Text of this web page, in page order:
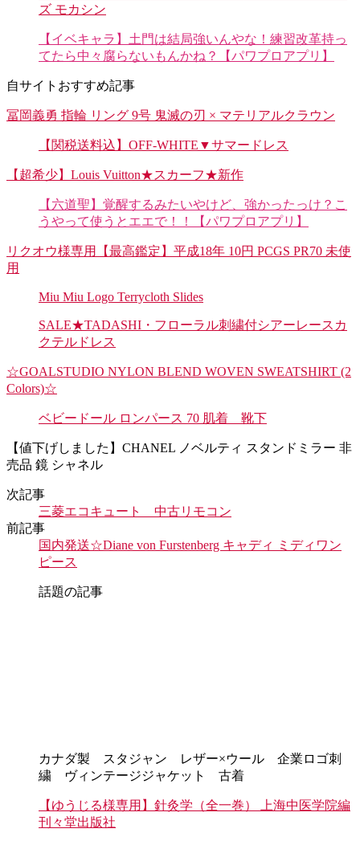
ズ モカシン
【イベキャラ】土門は結局強いんやな！練習改革持っ
てたら中々腐らないもんかね？【パワプロアプリ】
自サイトおすすめ記事
冨岡義勇 指輪 リング 9号 鬼滅の刃 × マテリアルクラウン
【関税送料込】OFF-WHITE▼サマードレス
【超希少】Louis Vuitton★スカーフ★新作
【六道聖】覚醒するみたいやけど、強かったっけ？こ
うやって使うとエエで！！【パワプロアプリ】
リクオウ様専用【最高鑑定】平成18年 10円 PCGS PR70 未使
用
Miu Miu Logo Terrycloth Slides
SALE★TADASHI・フローラル刺繍付シアーレースカ
クテルドレス
☆GOALSTUDIO NYLON BLEND WOVEN SWEATSHIRT (2
Colors)☆
ベビードール ロンパース 70 肌着 靴下
【値下げしました】CHANEL ノベルティ スタンドミラー 非
売品 鏡 シャネル
次記事
三菱エコキュート 中古リモコン
前記事
国内発送☆Diane von Furstenberg キャディ ミディワン
ピース
話題の記事
カナダ製 スタジャン レザー×ウール 企業ロゴ刺
繍 ヴィンテージジャケット 古着
【ゆうじる様専用】針灸学（全一巻） 上海中医学院編
刊々堂出版社